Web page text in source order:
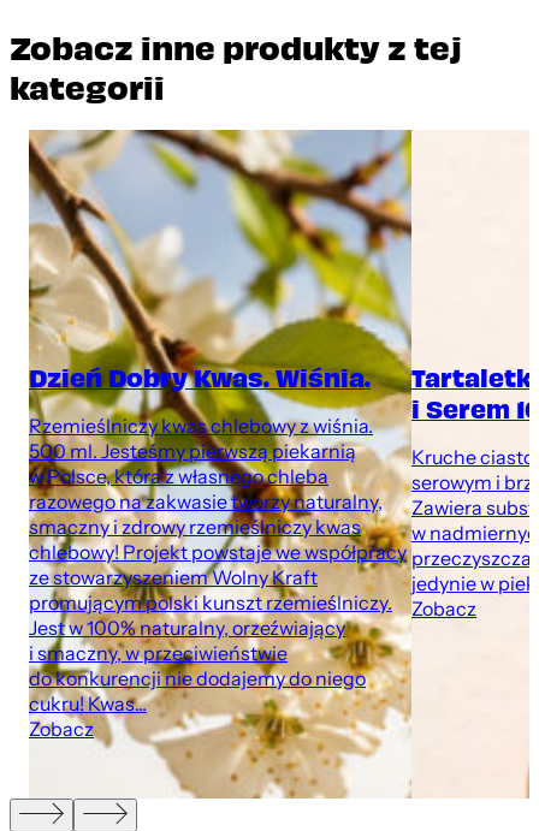
Zobacz inne produkty z tej
kategorii
Dzień Dobry Kwas. Wiśnia.
Rzemieślniczy kwas chlebowy z wiśnia.
500 ml. Jesteśmy pierwszą piekarnią
w Polsce, która z własnego chleba
razowego na zakwasie tworzy naturalny,
smaczny i zdrowy rzemieślniczy kwas
chlebowy! Projekt powstaje we współpracy
ze stowarzyszeniem Wolny Kraft
promującym polski kunszt rzemieślniczy.
Jest w 100% naturalny, orzeźwiający
i smaczny, w przeciwieństwie
do konkurencji nie dodajemy do niego
cukru! Kwas...
Zobacz
i Serem
Kruche
serowym i
Zawiera
w
jedynie w
Zobacz